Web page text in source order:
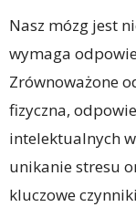
Nasz mózg jest
wymaga
Zrównoważone
fizyczna,
intelektualnych
unikanie stresu
kluczowe